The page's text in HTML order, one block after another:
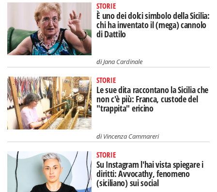
STORIE
È uno dei dolci simbolo della Sicilia:
chi ha inventato il (mega) cannolo
di Dattilo
diJana Cardinale
STORIE
Le sue dita raccontano la Sicilia che
non c'è più: Franca, custode del
"trappita" ericino
diVincenza Cammareri
STORIE
Su Instagram l'hai vista spiegare i
diritti: Avvocathy, fenomeno
(siciliano) sui social